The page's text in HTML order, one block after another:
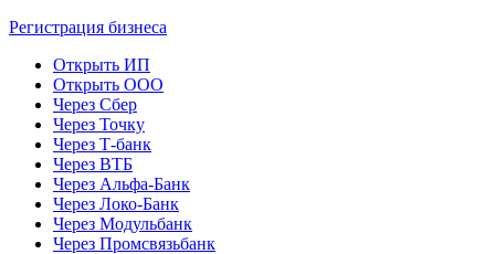
Регистрация бизнеса
Открыть ИП
Открыть ООО
Через Сбер
Через Точку
Через Т-банк
Через ВТБ
Через Альфа-Банк
Через Локо-Банк
Через Модульбанк
Через Промсвязьбанк